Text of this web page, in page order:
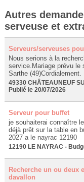
Autres
serveuse et
Serveurs/serveuses
Nous serions à la
service.Mariage prévu le
Sarthe (49)Cordialement.
49330 CHÂTEAUNEUF
Publié le 20/07/2026
Serveur pour buffet
je souhaiterai connaître
déjà prêt sur la table en
2027 a le nayrac 12190
12190 LE NAYRAC -
Recherche un ou deux
davallon